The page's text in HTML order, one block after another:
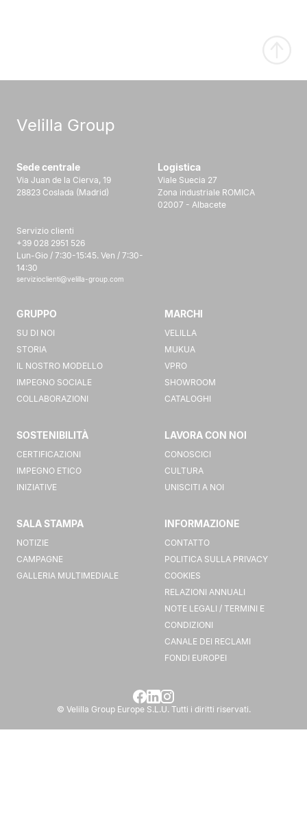
Velilla Group
Sede centrale
Via Juan de la Cierva, 19
28823 Coslada (Madrid)
Logistica
Viale Suecia 27
Zona industriale ROMICA
02007 - Albacete
Servizio clienti
+39 028 2951 526
Lun-Gio / 7:30-15:45. Ven / 7:30-
14:30
servizioclienti@velilla-group.com
GRUPPO
SU DI NOI
STORIA
IL NOSTRO MODELLO
IMPEGNO SOCIALE
COLLABORAZIONI
MARCHI
VELILLA
MUKUA
VPRO
SHOWROOM
CATALOGHI
SOSTENIBILITÀ
CERTIFICAZIONI
IMPEGNO ETICO
INIZIATIVE
LAVORA CON NOI
CONOSCICI
CULTURA
UNISCITI A NOI
SALA STAMPA
NOTIZIE
CAMPAGNE
GALLERIA MULTIMEDIALE
INFORMAZIONE
CONTATTO
POLITICA SULLA PRIVACY
COOKIES
RELAZIONI ANNUALI
NOTE LEGALI / TERMINI E
CONDIZIONI
CANALE DEI RECLAMI
FONDI EUROPEI
© Velilla Group Europe S.L.U. Tutti i diritti riservati.